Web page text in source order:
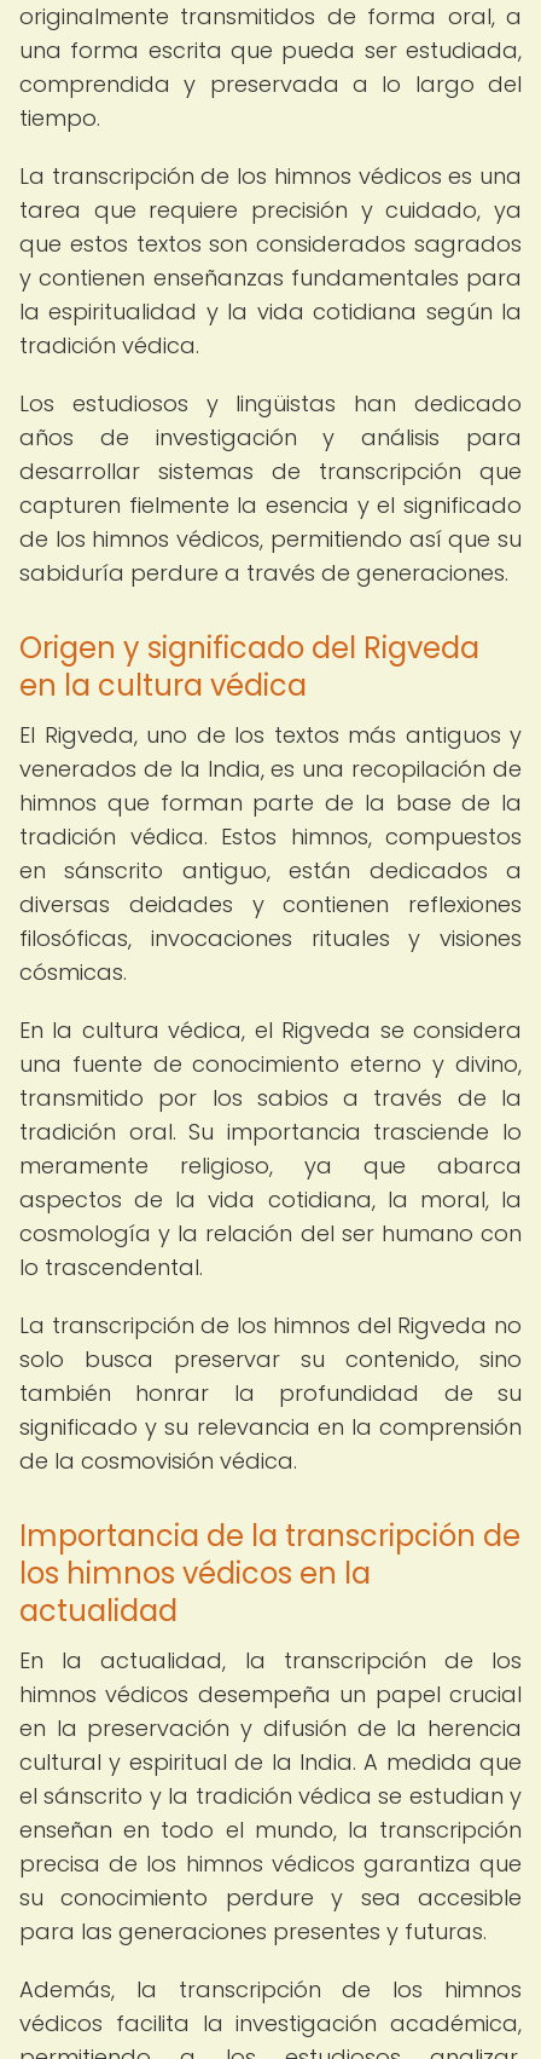
originalmente transmitidos de forma oral, a
una forma escrita que pueda ser estudiada,
comprendida y preservada a lo largo del
tiempo.
La transcripción de los himnos védicos es una
tarea que requiere precisión y cuidado, ya
que estos textos son considerados sagrados
y contienen enseñanzas fundamentales para
la espiritualidad y la vida cotidiana según la
tradición védica.
Los estudiosos y lingüistas han dedicado
años de investigación y análisis para
desarrollar sistemas de transcripción que
capturen fielmente la esencia y el significado
de los himnos védicos, permitiendo así que su
sabiduría perdure a través de generaciones.
Origen y significado del Rigveda
en la cultura védica
El Rigveda, uno de los textos más antiguos y
venerados de la India, es una recopilación de
himnos que forman parte de la base de la
tradición védica. Estos himnos, compuestos
en sánscrito antiguo, están dedicados a
diversas deidades y contienen reflexiones
filosóficas, invocaciones rituales y visiones
cósmicas.
En la cultura védica, el Rigveda se considera
una fuente de conocimiento eterno y divino,
transmitido por los sabios a través de la
tradición oral. Su importancia trasciende lo
meramente religioso, ya que abarca
aspectos de la vida cotidiana, la moral, la
cosmología y la relación del ser humano con
lo trascendental.
La transcripción de los himnos del Rigveda no
solo busca preservar su contenido, sino
también honrar la profundidad de su
significado y su relevancia en la comprensión
de la cosmovisión védica.
Importancia de la transcripción de
los himnos védicos en la
actualidad
En la actualidad, la transcripción de los
himnos védicos desempeña un papel crucial
en la preservación y difusión de la herencia
cultural y espiritual de la India. A medida que
el sánscrito y la tradición védica se estudian y
enseñan en todo el mundo, la transcripción
precisa de los himnos védicos garantiza que
su conocimiento perdure y sea accesible
para las generaciones presentes y futuras.
Además, la transcripción de los himnos
védicos facilita la investigación académica,